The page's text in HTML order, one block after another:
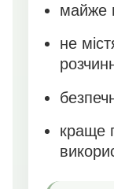
майже
не
краще